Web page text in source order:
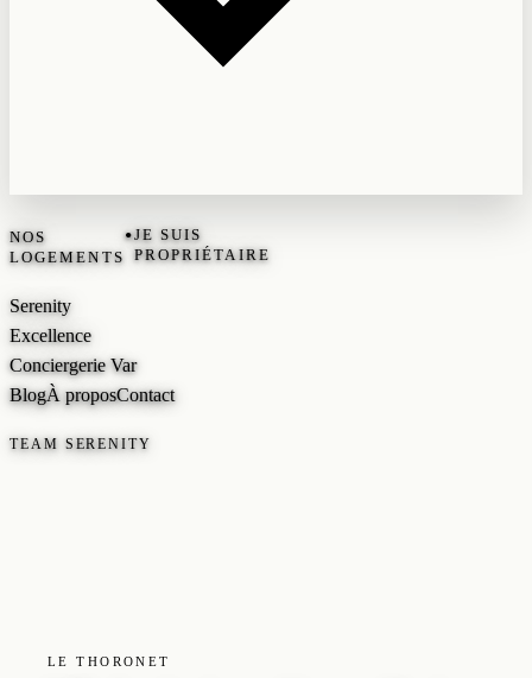
NOS
LOGEMENTS
•JE SUIS
PROPRIÉTAIRE
Serenity
Excellence
Conciergerie Var
BlogÀ proposContact
TEAM SERENITY
LE THORONET